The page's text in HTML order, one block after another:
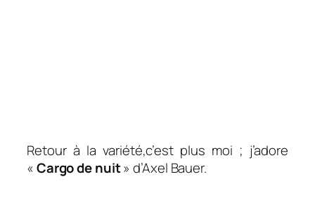
Retour à la variété,c’est plus moi ; j’adore
«Cargo de nuit» d’Axel Bauer.